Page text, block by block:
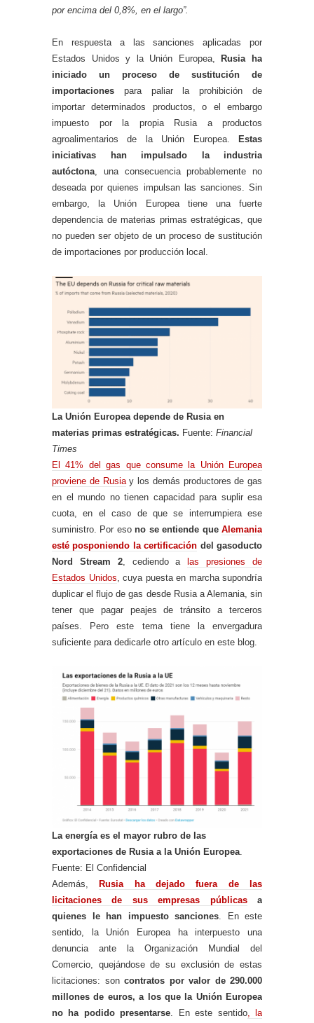
por encima del 0,8%, en el largo”.
En respuesta a las sanciones aplicadas por
Estados Unidos y la Unión Europea,
Rusia ha
iniciado un proceso de sustitución de
importaciones para paliar la prohibición de
importar determinados productos, o el embargo
impuesto por la propia Rusia a productos
agroalimentarios de la Unión Europea.
Estas
iniciativas han impulsado la industria
autóctona , una consecuencia probablemente no
deseada por quienes impulsan las sanciones. Sin
embargo, la Unión Europea tiene una fuerte
dependencia de materias primas estratégicas, que
no pueden ser objeto de un proceso de sustitución
de importaciones por producción local.
La Unión Europea depende de Rusia en
materias primas estratégicas. Fuente: Financial
Times
El 41% del gas que consume la Unión Europea
proviene de Rusiay los demás productores de gas
en el mundo no tienen capacidad para suplir esa
cuota, en el caso de que se interrumpiera ese
suministro. Por esono se entiende queAlemania
esté posponiendo la certificación del gasoducto
Nord Stream 2, cediendo a
las presiones de
Estados Unidos, cuya puesta en marcha supondría
duplicar el flujo de gas desde Rusia a Alemania, sin
tener que pagar peajes de tránsito a terceros
países. Pero este tema tiene la envergadura
suficiente para dedicarle otro artículo en este blog.
La energía es el mayor rubro de las
exportaciones de Rusia a la Unión Europea.
Fuente: El Confidencial
Además,
Rusia ha dejado fuera de las
licitaciones de sus empresas públicasa
quienes le han impuesto sanciones. En este
sentido, la Unión Europea ha interpuesto una
denuncia ante la Organización Mundial del
Comercio, quejándose de su exclusión de estas
licitaciones: son contratos por valor de 290.000
millones de euros, a los que la Unión Europea
no ha podido presentarse. En este sentido, la